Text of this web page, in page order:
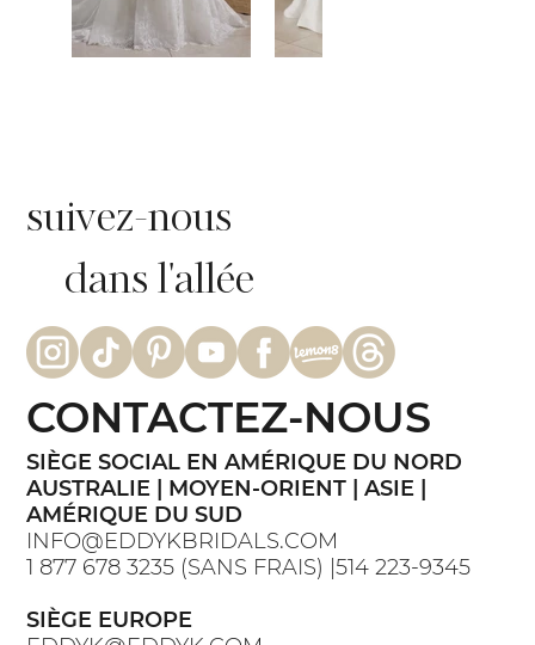
suivez-nous
dans l'allée
SIÈGE SOCIAL EN AMÉRIQUE DU NORD
AUSTRALIE | MOYEN-ORIENT | ASIE |
AMÉRIQUE DU SUD
INFO@EDDYKBRIDALS.COM
1 877 678 3235 (SANS FRAIS) |514 223-9345
SIÈGE EUROPE
CONTACTEZ-NOUS